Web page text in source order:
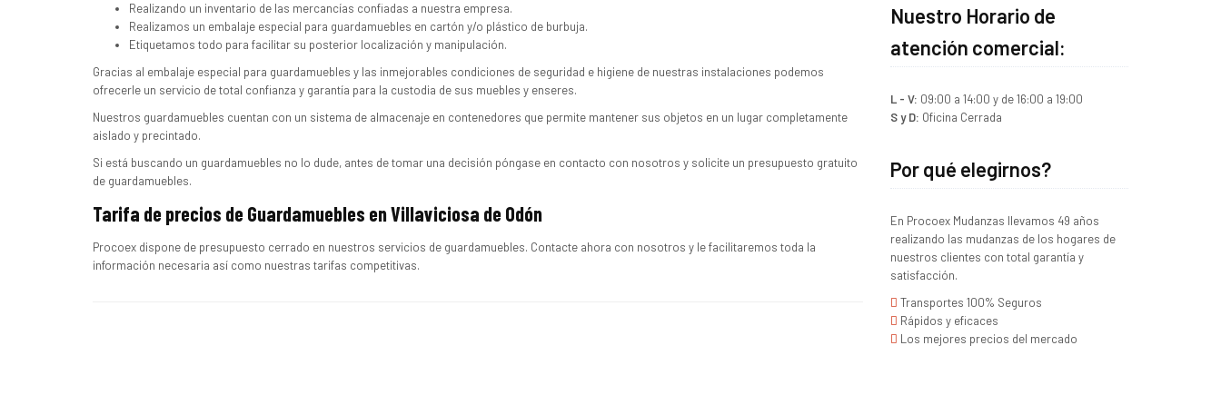
Realizando un inventario de las mercancías confiadas a nuestra empresa.
Realizamos un embalaje especial para guardamuebles en cartón y/o plástico de burbuja.
Etiquetamos todo para facilitar su posterior localización y manipulación.
Gracias al embalaje especial para guardamuebles y las inmejorables condiciones de seguridad e higiene de nuestras instalaciones podemos
ofrecerle un servicio de total confianza y garantía para la custodia de sus muebles y enseres.
Nuestros guardamuebles cuentan con un sistema de almacenaje en contenedores que permite mantener sus objetos en un lugar completamente
aislado y precintado.
Si está buscando un guardamuebles no lo dude, antes de tomar una decisión póngase en contacto con nosotros y solicite un presupuesto gratuito
de guardamuebles.
Tarifa de precios de Guardamuebles en Villaviciosa de Odón
Procoex dispone de presupuesto cerrado en nuestros servicios de guardamuebles. Contacte ahora con nosotros y le facilitaremos toda la
información necesaria así como nuestras tarifas competitivas.
Nuestro Horario de
atención comercial:
L - V: 09:00 a 14:00 y de 16:00 a 19:00
S y D: Oficina Cerrada
Por qué elegirnos?
En Procoex Mudanzas llevamos 49 años
realizando las mudanzas de los hogares de
nuestros clientes con total garantía y
satisfacción.
Transportes 100% Seguros
Rápidos y eficaces
Los mejores precios del mercado